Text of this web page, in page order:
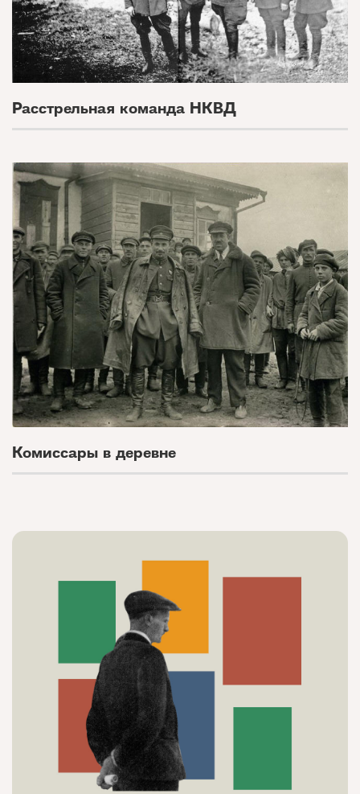
Расстрельная команда НКВД
Комиссары в деревне